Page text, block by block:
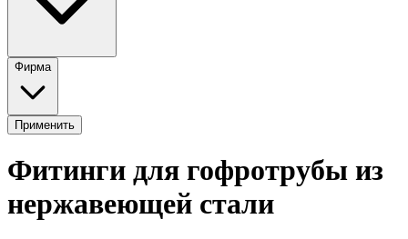
Фирма
Применить
Фитинги для гофротрубы из
нержавеющей стали